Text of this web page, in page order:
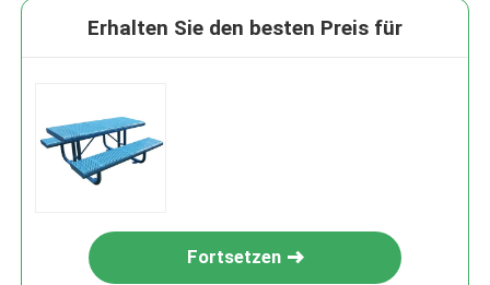
Erhalten Sie den besten Preis für
Fortsetzen